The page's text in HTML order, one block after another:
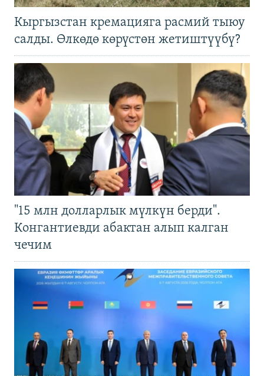
Кыргызстан кремацияга расмий тыюу
салды. Өлкөдө көрүстөн жетиштүүбү?
"15 млн долларлык мүлкүн берди".
Конгантиевди абактан алып калган
чечим